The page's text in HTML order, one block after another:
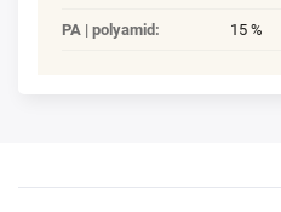
PA | polyamid : 15 %